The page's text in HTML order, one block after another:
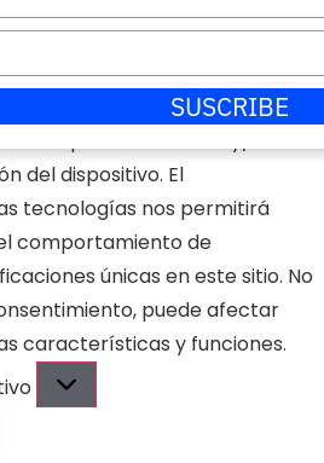
experiencias, utilizamos
para almacenar y/o
del dispositivo. El
tecnologías nos permitirá
comportamiento de
únicas en este sitio. No
puede afectar
características y funciones.
SUSCRIBE